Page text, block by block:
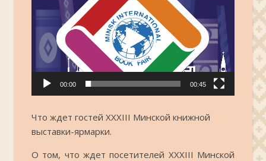
00:00 00:45
Что ждет гостей XXXIII Минской книжной
выставки-ярмарки.
О том, что ждет посетителей XXXIII Минской